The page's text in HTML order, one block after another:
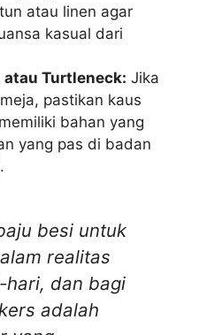
atau linen agar
kasual dari
Turtleneck: Jika
pastikan kaus
bahan yang
yang pas di badan
besi untuk
realitas
hari, dan bagi
adalah